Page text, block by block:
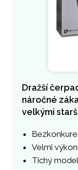
Dražší
náročné
velkými
Velmi
Tichý